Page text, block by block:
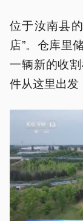
位于汝南县
店”。仓库里
一辆新的收
件从这里出发